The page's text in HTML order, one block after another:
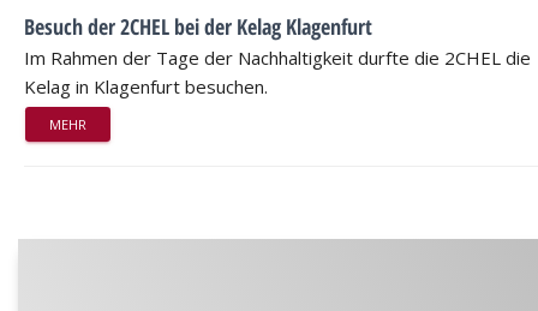
Besuch der 2CHEL bei der Kelag Klagenfurt
Im Rahmen der Tage der Nachhaltigkeit durfte die 2CHEL die
Kelag in Klagenfurt besuchen.
MEHR